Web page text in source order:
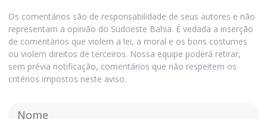
Os comentários são de responsabilidade de seus autores e não
representam a opinião do Sudoeste Bahia. É vedada a inserção
de comentários que violem a lei, a moral e os bons costumes
ou violem direitos de terceiros. Nossa equipe poderá retirar,
sem prévia notificação, comentários que não respeitem os
critérios impostos neste aviso.